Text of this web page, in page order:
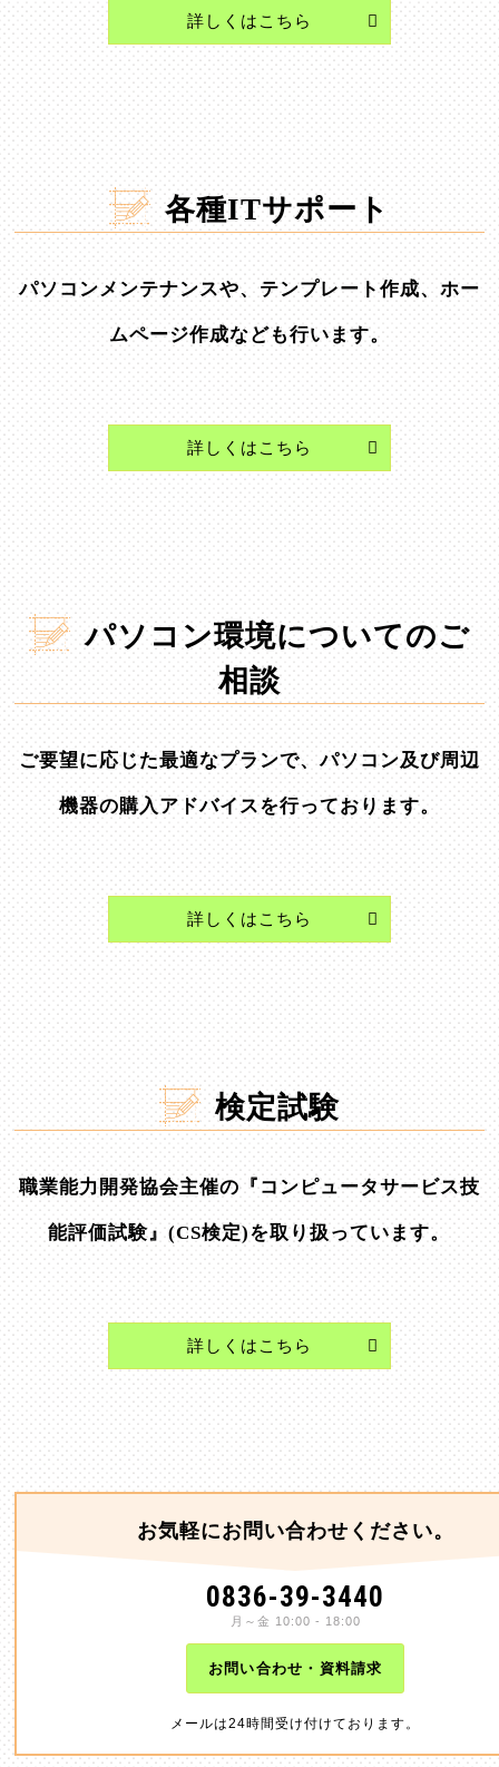
詳しくはこちら
各種ITサポート
パソコンメンテナンスや、テンプレート作成、ホー
ムページ作成なども行います。
詳しくはこちら
パソコン環境についてのご
相談
ご要望に応じた最適なプランで、パソコン及び周辺
機器の購入アドバイスを行っております。
詳しくはこちら
検定試験
職業能力開発協会主催の『コンピュータサービス技
能評価試験』(CS検定)を取り扱っています。
詳しくはこちら
お気軽にお問い合わせください。
0836-39-3440
月～金 10:00 - 18:00
お問い合わせ・資料請求
メールは24時間受け付けております。